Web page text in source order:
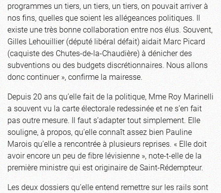
programmes un tiers, un tiers, un tiers, on pouvait arriver à
nos fins, quelles que soient les allégeances politiques. Il
existe une très bonne collaboration entre nos élus. Souvent,
Gilles Lehouillier (député libéral défait) aidait Marc Picard
(caquiste des Chutes-de-la-Chaudière) à dénicher des
subventions ou des budgets discrétionnaires. Nous allons
donc continuer », confirme la mairesse.
Depuis 20 ans qu’elle fait de la politique, Mme Roy Marinelli
a souvent vu la carte électorale redessinée et ne s’en fait
pas outre mesure. Il faut s’adapter tout simplement. Elle
souligne, à propos, qu’elle connaît assez bien Pauline
Marois qu’elle a rencontrée à plusieurs reprises. « Elle doit
avoir encore un peu de fibre lévisienne », note-t-elle de la
première ministre qui est originaire de Saint-Rédempteur.
Les deux dossiers qu’elle entend remettre sur les rails sont